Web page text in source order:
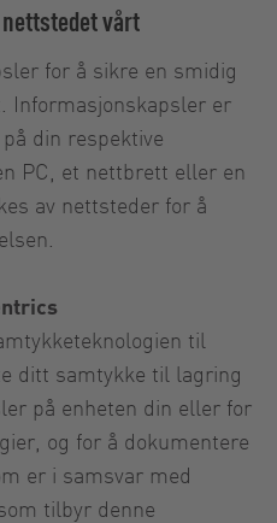
vårt
for å sikre en smidig
Informasjonskapsler er
din respektive
PC, et nettbrett eller en
av nettsteder for å
til
ditt samtykke til lagring
på enheten din eller for
og for å dokumentere
er i samsvar med
tilbyr denne